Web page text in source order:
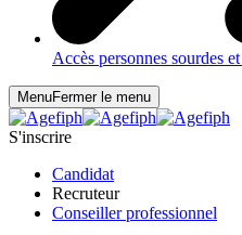
Accès personnes sourdes
MenuFermer le menu
S'inscrire
Candidat
Recruteur
Conseiller professionnel